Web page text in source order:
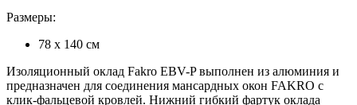
Размеры:
78 х 140 см
Изоляционный оклад Fakro EBV-P выполнен из алюминия и
предназначен для соединения мансардных окон FAKRO с
клик-фальцевой кровлей. Нижний гибкий фартук оклада